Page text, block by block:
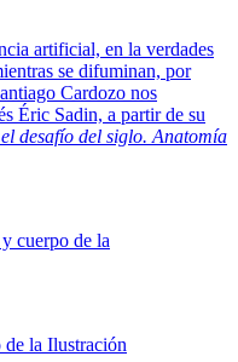
artificial, en la verdades
se difuminan, por
Cardozo nos
Éric Sadin, a partir de su
desafío del siglo. Anatomía
la Ilustración